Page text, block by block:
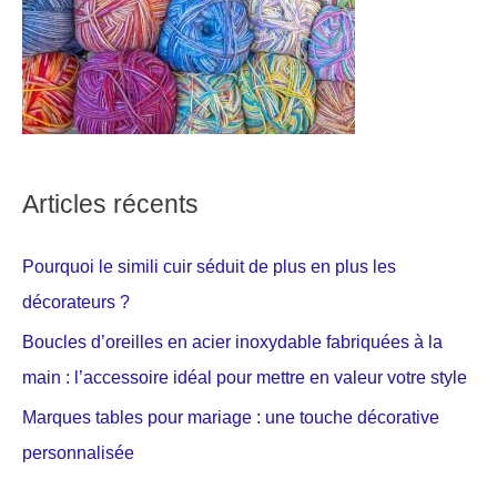
Articles récents
Pourquoi le simili cuir séduit de plus en plus les
décorateurs ?
Boucles d’oreilles en acier inoxydable fabriquées à la
main : l’accessoire idéal pour mettre en valeur votre style
Marques tables pour mariage : une touche décorative
personnalisée